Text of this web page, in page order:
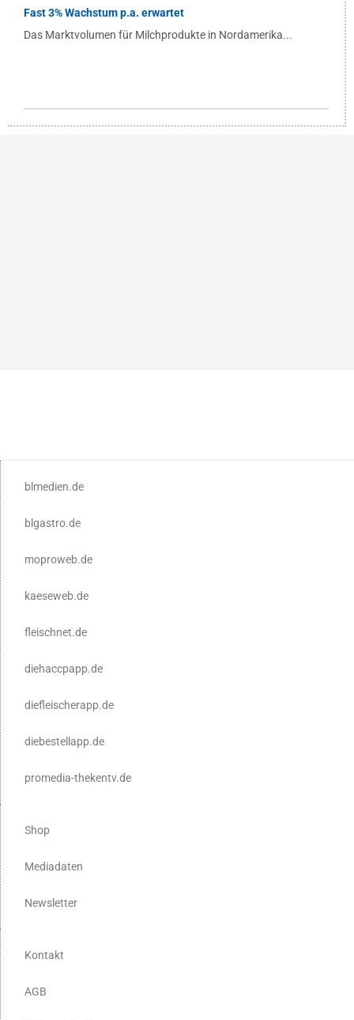
Fast 3% Wachstum p.a. erwartet
Das Marktvolumen für Milchprodukte in Nordamerika...
blmedien.de
blgastro.de
moproweb.de
kaeseweb.de
fleischnet.de
diehaccpapp.de
diefleischerapp.de
diebestellapp.de
promedia-thekentv.de
Shop
Mediadaten
Newsletter
Kontakt
AGB